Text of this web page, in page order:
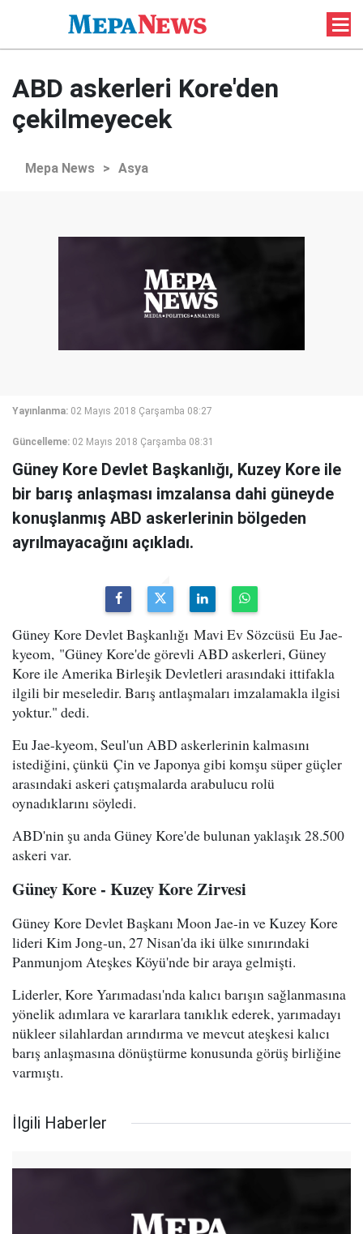
ABD askerleri Kore'den
çekilmeyecek
Mepa News > Asya
Yayınlanma: 02 Mayıs 2018 Çarşamba 08:27
Güncelleme: 02 Mayıs 2018 Çarşamba 08:31
Güney Kore Devlet Başkanlığı, Kuzey Kore ile
bir barış anlaşması imzalansa dahi güneyde
konuşlanmış ABD askerlerinin bölgeden
ayrılmayacağını açıkladı.
Güney Kore Devlet Başkanlığı Mavi Ev Sözcüsü Eu Jae-
kyeom, "Güney Kore'de görevli ABD askerleri, Güney
Kore ile Amerika Birleşik Devletleri arasındaki ittifakla
ilgili bir meseledir. Barış antlaşmaları imzalamakla ilgisi
yoktur." dedi.
Eu Jae-kyeom, Seul'un ABD askerlerinin kalmasını
istediğini, çünkü Çin ve Japonya gibi komşu süper güçler
arasındaki askeri çatışmalarda arabulucu rolü
oynadıklarını söyledi.
ABD'nin şu anda Güney Kore'de bulunan yaklaşık 28.500
askeri var.
Güney Kore - Kuzey Kore Zirvesi
Güney Kore Devlet Başkanı Moon Jae-in ve Kuzey Kore
lideri Kim Jong-un, 27 Nisan'da iki ülke sınırındaki
Panmunjom Ateşkes Köyü'nde bir araya gelmişti.
Liderler, Kore Yarımadası'nda kalıcı barışın sağlanmasına
yönelik adımlara ve kararlara tanıklık ederek, yarımadayı
nükleer silahlardan arındırma ve mevcut ateşkesi kalıcı
barış anlaşmasına dönüştürme konusunda görüş birliğine
varmıştı.
İlgili Haberler